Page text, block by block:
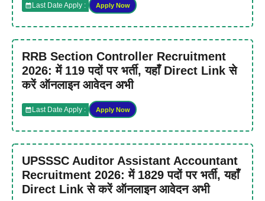
Last Date Apply : Apply Now
RRB Section Controller Recruitment
2026: में 119 पदों पर भर्ती, यहाँ Direct Link से
करें ऑनलाइन आवेदन अभी
Last Date Apply : Apply Now
UPSSSC Auditor Assistant Accountant
Recruitment 2026: में 1829 पदों पर भर्ती, यहाँ
Direct Link से करें ऑनलाइन आवेदन अभी